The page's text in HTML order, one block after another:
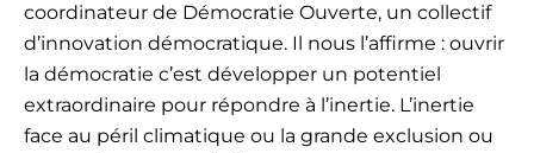
coordinateur de Démocratie Ouverte, un collectif
d’innovation démocratique. Il nous l’affirme : ouvrir
la démocratie c’est développer un potentiel
extraordinaire pour répondre à l’inertie. L’inertie
face au péril climatique ou la grande exclusion ou